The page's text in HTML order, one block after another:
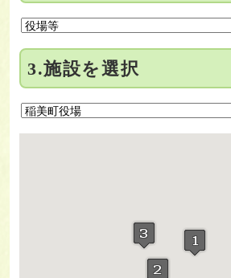
3.施設を選択